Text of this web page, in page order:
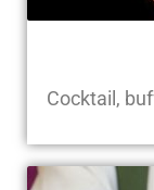
Cocktail,